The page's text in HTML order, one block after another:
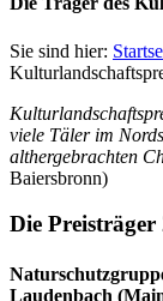
Sie sind hier:
viele Täler im
althergebrachten
Baiersbronn)
Die Preisträger
Laudenbach